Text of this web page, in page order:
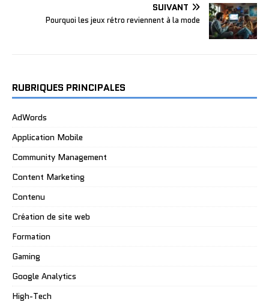
SUIVANT
Pourquoi les jeux rétro reviennent à la mode
RUBRIQUES PRINCIPALES
AdWords
Application Mobile
Community Management
Content Marketing
Contenu
Création de site web
Formation
Gaming
Google Analytics
High-Tech